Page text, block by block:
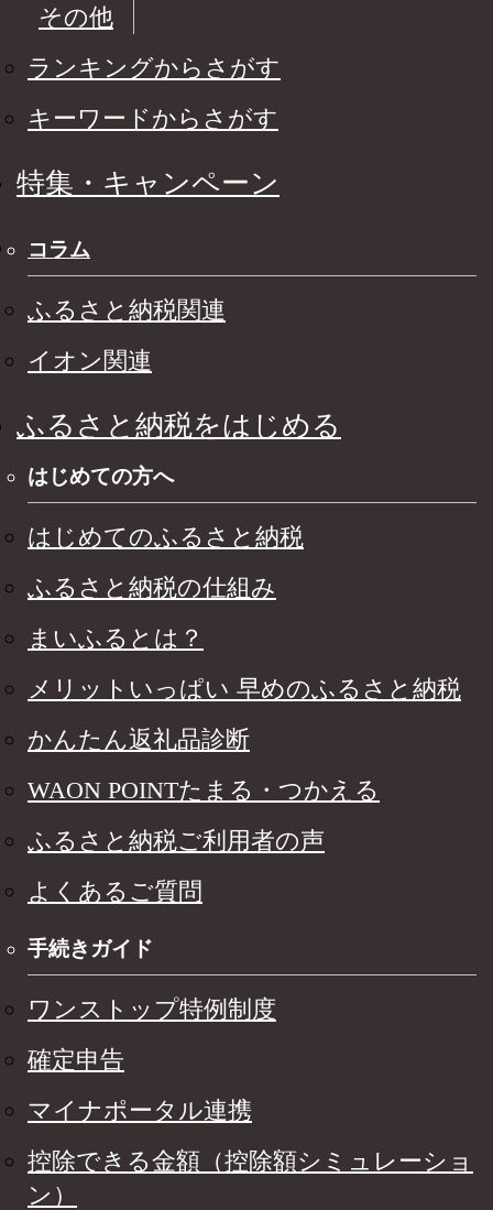
その他
ランキングからさがす
キーワードからさがす
特集・キャンペーン
コラム
ふるさと納税関連
イオン関連
ふるさと納税をはじめる
はじめての方へ
はじめてのふるさと納税
ふるさと納税の仕組み
まいふるとは？
メリットいっぱい 早めのふるさと納税
かんたん返礼品診断
WAON POINTたまる・つかえる
ふるさと納税ご利用者の声
よくあるご質問
手続きガイド
ワンストップ特例制度
確定申告
マイナポータル連携
控除できる金額（控除額シミュレーショ
ン）